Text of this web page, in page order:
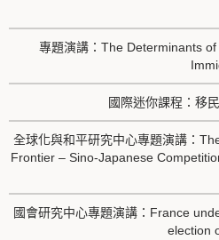
專題演講：The Determinants
國際迷你課程：移
全球化與和平研究中心專題演講：
Frontier – Sino-Japanese
國會研究中心專題演講：France
election